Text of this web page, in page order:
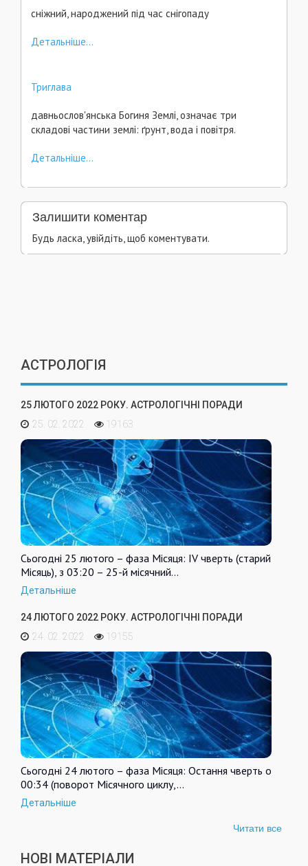
сніжний, народжений під час снігопаду
Детальніше...
Триглава
давньослов'янська Богиня Землі, означає три
складові частини землі: ґрунт, вода і повітря.
Детальніше...
Залишити коментар
Будь ласка, увійдіть, щоб коментувати.
АСТРОЛОГІЯ
25 ЛЮТОГО 2022 РОКУ. АСТРОЛОГІЧНІ ПОРАДИ
25. 02. 2022
19163
Сьогодні 25 лютого – фаза Місяця: IV чверть (старий
Місяць), з 03:20 – 25-й місячний…
Детальніше
24 ЛЮТОГО 2022 РОКУ. АСТРОЛОГІЧНІ ПОРАДИ
24. 02. 2022
19155
Сьогодні 24 лютого – фаза Місяця: Остання чверть о
00:34 (поворот Місячного циклу,…
Детальніше
Читати все
НОВІ МАТЕРІАЛИ